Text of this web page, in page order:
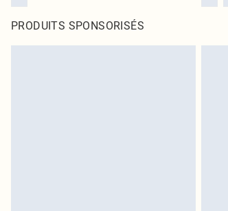
PRODUITS SPONSORISÉS